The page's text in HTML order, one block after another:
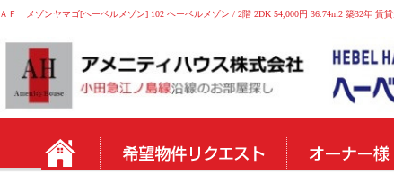
ＡＦ メゾンヤマゴ[ヘーベルメゾン] 102 ヘーベルメゾン / 2階 2DK 54,000円 36.74m2 築32年 賃